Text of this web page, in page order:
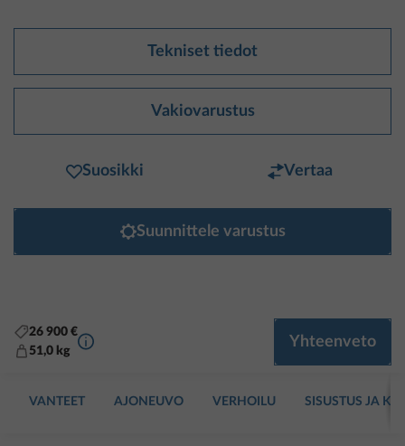
Tekniset tiedot
Vakiovarustus
Suosikki Vertaa
Suunnittele varustus
26 900 €
51,0 kg
Lisätietoa Yhteenveto
VANTEET AJONEUVO VERHOILU SISUSTUS JA